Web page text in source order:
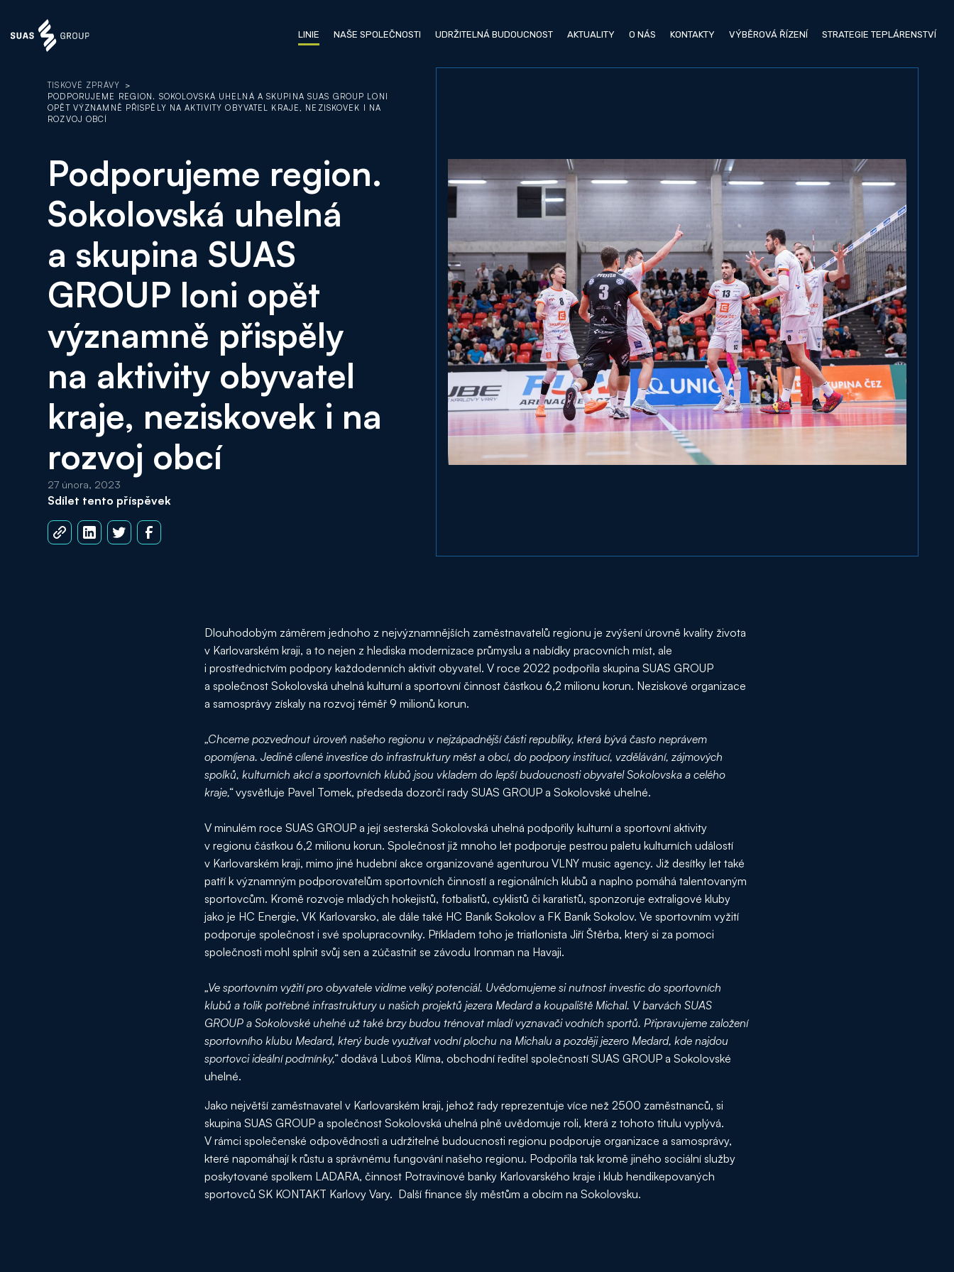
LINIE NAŠE SPOLEČNOSTI UDRŽITELNÁ BUDOUCNOST AKTUALITY O NÁS KONTAKTY VÝBĚROVÁ ŘÍZENÍ STRATEGIE TEPLÁRENSTVÍ
TISKOVÉ ZPRÁVY >
PODPORUJEME REGION. SOKOLOVSKÁ UHELNÁ A SKUPINA SUAS GROUP LONI
OPĚT VÝZNAMNĚ PŘISPĚLY NA AKTIVITY OBYVATEL KRAJE, NEZISKOVEK I NA
ROZVOJ OBCÍ
Podporujeme region.
Sokolovská uhelná
a skupina SUAS
GROUP loni opět
významně přispěly
na aktivity obyvatel
kraje, neziskovek i na
rozvoj obcí
27 února, 2023
Sdílet tento příspěvek
Dlouhodobým záměrem jednoho z nejvýznamnějších zaměstnavatelů regionu je zvýšení úrovně kvality života
v Karlovarském kraji, a to nejen z hlediska modernizace průmyslu a nabídky pracovních míst, ale
i prostřednictvím podpory každodenních aktivit obyvatel. V roce 2022 podpořila skupina SUAS GROUP
a společnost Sokolovská uhelná kulturní a sportovní činnost částkou 6,2 milionu korun. Neziskové organizace
a samosprávy získaly na rozvoj téměř 9 milionů korun.
„Chceme pozvednout úroveň našeho regionu v nejzápadnější části republiky, která bývá často neprávem
opomíjena. Jedině cílené investice do infrastruktury měst a obcí, do podpory institucí, vzdělávání, zájmových
spolků, kulturních akcí a sportovních klubů jsou vkladem do lepší budoucnosti obyvatel Sokolovska a celého
kraje,“vysvětluje Pavel Tomek, předseda dozorčí rady SUAS GROUP a Sokolovské uhelné.
V minulém roce SUAS GROUP a její sesterská Sokolovská uhelná podpořily kulturní a sportovní aktivity
v regionu částkou 6,2 milionu korun. Společnost již mnoho let podporuje pestrou paletu kulturních událostí
v Karlovarském kraji, mimo jiné hudební akce organizované agenturou VLNY music agency. Již desítky let také
patří k významným podporovatelům sportovních činností a regionálních klubů a naplno pomáhá talentovaným
sportovcům. Kromě rozvoje mladých hokejistů, fotbalistů, cyklistů či karatistů, sponzoruje extraligové kluby
jako je HC Energie, VK Karlovarsko, ale dále také HC Baník Sokolov a FK Baník Sokolov. Ve sportovním vyžití
podporuje společnost i své spolupracovníky. Příkladem toho je triatlonista Jiří Štěrba, který si za pomoci
společnosti mohl splnit svůj sen a zúčastnit se závodu Ironman na Havaji.
„Ve sportovním vyžití pro obyvatele vidíme velký potenciál. Uvědomujeme si nutnost investic do sportovních
klubů a tolik potřebné infrastruktury u našich projektů jezera Medard a koupaliště Michal. V barvách SUAS
GROUP a Sokolovské uhelné už také brzy budou trénovat mladí vyznavači vodních sportů. Připravujeme založení
sportovního klubu Medard, který bude využívat vodní plochu na Michalu a později jezero Medard, kde najdou
sportovci ideální podmínky,“ dodává Luboš Klíma, obchodní ředitel společností SUAS GROUP a Sokolovské
uhelné.
Jako největší zaměstnavatel v Karlovarském kraji, jehož řady reprezentuje více než 2500 zaměstnanců, si
skupina SUAS GROUP a společnost Sokolovská uhelná plně uvědomuje roli, která z tohoto titulu vyplývá.
V rámci společenské odpovědnosti a udržitelné budoucnosti regionu podporuje organizace a samosprávy,
které napomáhají k růstu a správnému fungování našeho regionu. Podpořila tak kromě jiného sociální služby
poskytované spolkem LADARA, činnost Potravinové banky Karlovarského kraje i klub hendikepovaných
sportovců SK KONTAKT Karlovy Vary. Další finance šly městům a obcím na Sokolovsku.